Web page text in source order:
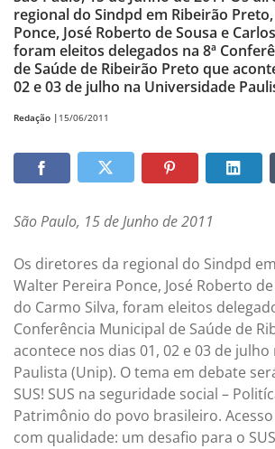
regional do Sindpd em Ribeirão
Ponce, José Roberto de Sousa e
foram eleitos delegados na 8ª
de Saúde de Ribeirão Preto que
02 e 03 de julho na Universidade
Redação | 15/06/2011
São Paulo, 15 de Junho de 2011
Os diretores da regional do Sindpd
Walter Pereira Ponce, José Roberto
do Carmo Silva, foram eleitos
Conferência Municipal de Saúde de
acontece nos dias 01, 02 e 03 de
Paulista (Unip). O tema em debate
SUS! SUS na seguridade social –
Patrimônio do povo brasileiro.
com qualidade: um desafio para o